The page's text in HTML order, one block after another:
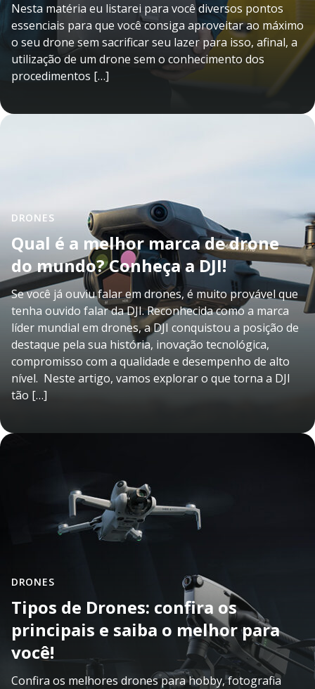
Nesta matéria eu listarei para você diversos pontos
essenciais para que você consiga aproveitar ao máximo
o seu drone sem sacrificar seu lazer para isso, afinal, a
utilização de um drone sem o conhecimento dos
procedimentos […]
DRONES
Qual é a melhor marca de drone
do mundo? Conheça a DJI!
Se você já ouviu falar em drones, é muito provável que
tenha ouvido falar da DJI. Reconhecida como a marca
líder mundial em drones, a DJI conquistou a posição de
destaque pela sua história, inovação tecnológica,
compromisso com a qualidade e desempenho de alto
nível. Neste artigo, vamos explorar o que torna a DJI
tão […]
DRONES
Tipos de Drones: confira os
principais e saiba o melhor para
você!
Confira os melhores drones para hobby, fotografia